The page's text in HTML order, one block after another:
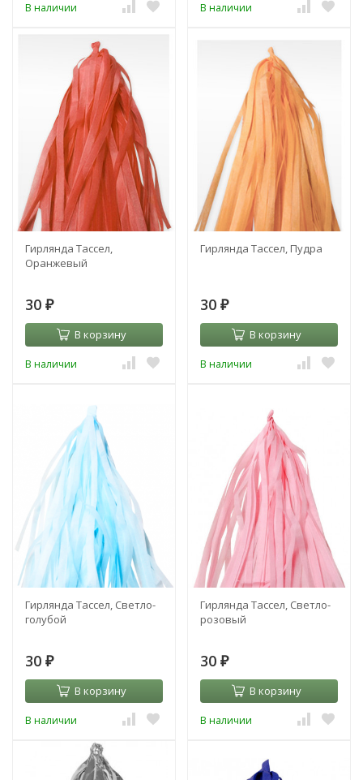
В наличии В наличии
Гирлянда Тассел,
Оранжевый
30 ₽
В корзину
В наличии
Гирлянда Тассел, Пудра
30 ₽
В корзину
В наличии
Гирлянда Тассел, Светло-
голубой
30 ₽
В корзину
В наличии
Гирлянда Тассел, Светло-
розовый
30 ₽
В корзину
В наличии